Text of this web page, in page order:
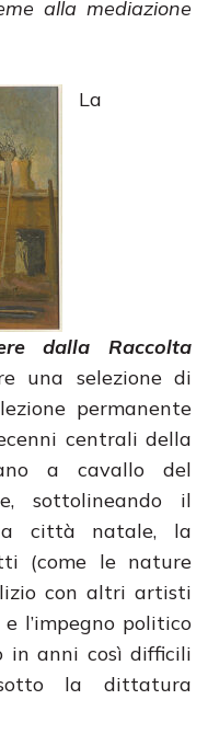
alla mediazione
La
dalla Raccolta
una selezione di
permanente
centrali della
a cavallo del
sottolineando il
città natale, la
(come le nature
con altri artisti
l’impegno politico
in anni così difficili
la dittatura